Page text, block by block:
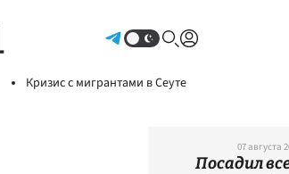
Кризис с мигрантами в Сеуте
07 августа
Посадил